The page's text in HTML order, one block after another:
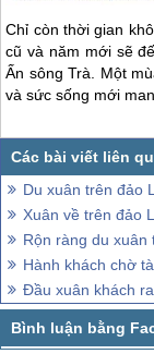
Chỉ còn thời gian
cũ và năm mới sẽ
Ấn sông Trà. Một
và sức sống mới
Du xuân trên đảo
Xuân về trên đảo
Rộn ràng du xuân
Hành khách chờ
Đầu xuân khách